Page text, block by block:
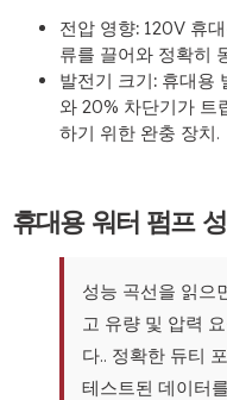
전압 영향: 120V 휴
류를 끌어와 정확히
발전기 크기: 휴대용
와 20% 차단기가 트
하기 위한 완충 장치.
휴대용 워터 펌프
성능 곡선을 읽으
고 유량 및 압력
다.. 정확한 듀티
테스트된 데이터